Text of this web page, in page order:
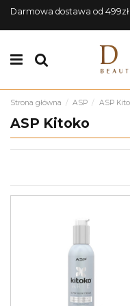
Darmowa dostawa od 499zł |
Strona główna ASP ASP
ASP Kitoko